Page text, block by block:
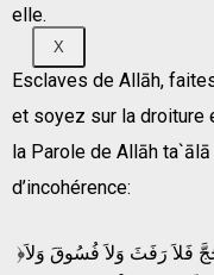
X
elle.
Esclaves de Allāh,
et soyez sur la droiture
la Parole de Allāh
d’incohérence:
﴿الْحَجُّ أَشْهُرٌ مَّعْلُومَاتٌ فَمَن فَرَضَ فِيهِنَّ الْحَجَّ فَلاَ رَفَثَ وَلاَ فُسُوقَ وَلاَ